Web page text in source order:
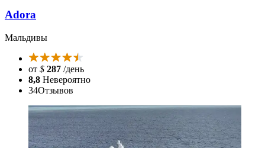
Adora
Мальдивы
от $ 287 /день
8,8 Невероятно
34Отзывов